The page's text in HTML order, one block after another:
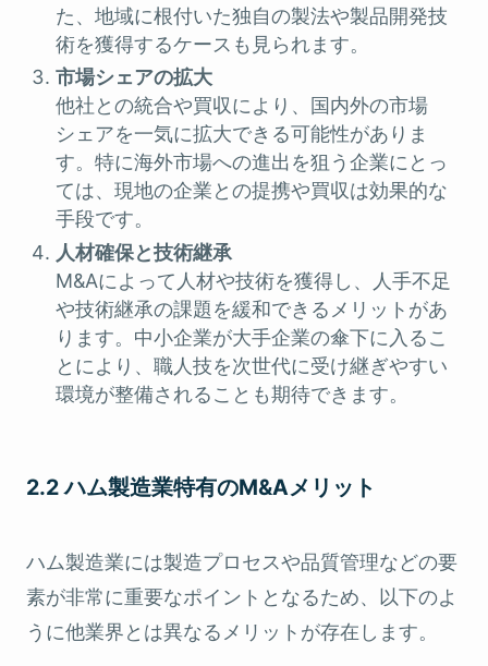
た、地域に根付いた独自の製法や製品開発技
術を獲得するケースも見られます。
市場シェアの拡大
他社との統合や買収により、国内外の市場
シェアを一気に拡大できる可能性がありま
す。特に海外市場への進出を狙う企業にとっ
ては、現地の企業との提携や買収は効果的な
手段です。
人材確保と技術継承
M&Aによって人材や技術を獲得し、人手不足
や技術継承の課題を緩和できるメリットがあ
ります。中小企業が大手企業の傘下に入るこ
とにより、職人技を次世代に受け継ぎやすい
環境が整備されることも期待できます。
2.2 ハム製造業特有のM&Aメリット
ハム製造業には製造プロセスや品質管理などの要
素が非常に重要なポイントとなるため、以下のよ
うに他業界とは異なるメリットが存在します。